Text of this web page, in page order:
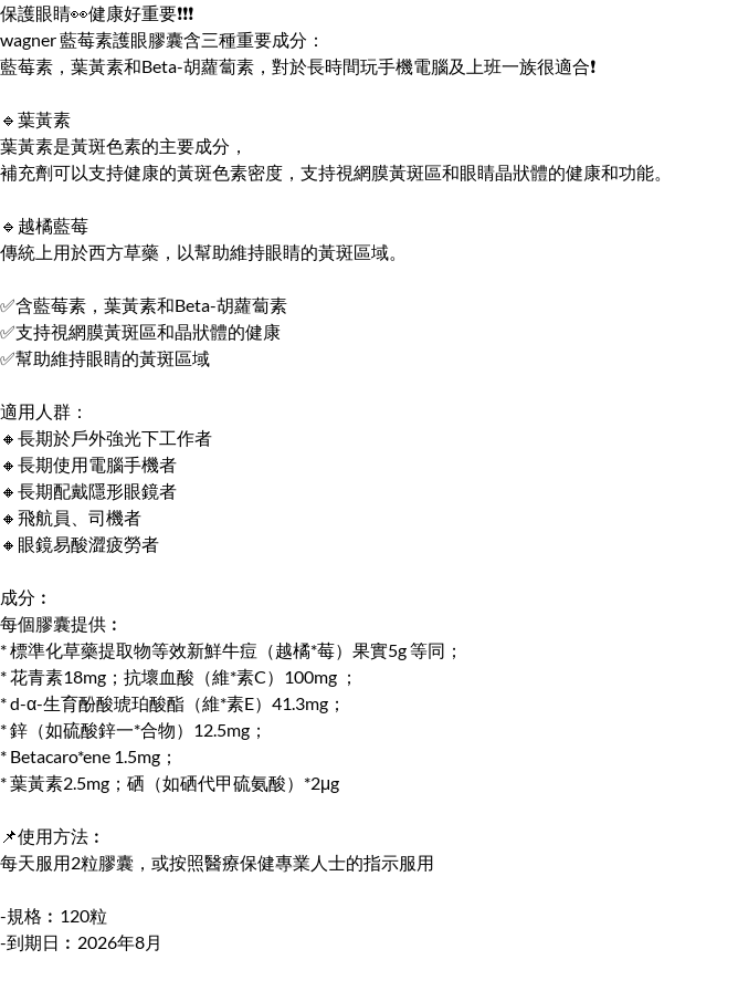
保護眼睛👀健康好重要❗❗❗
wagner 藍莓素護眼膠囊含三種重要成分：
藍莓素，葉黃素和Beta-胡蘿蔔素，對於長時間玩手機電腦及上班一族很適合❗
🔹葉黃素
葉黃素是黃斑色素的主要成分，
補充劑可以支持健康的黃斑色素密度，支持視網膜黃斑區和眼睛晶狀體的健康和功能。
🔹越橘藍莓
傳統上用於西方草藥，以幫助維持眼睛的黃斑區域。
✅含藍莓素，葉黃素和Beta-胡蘿蔔素
✅支持視網膜黃斑區和晶狀體的健康
✅幫助維持眼睛的黃斑區域
適用人群：
🔸長期於戶外強光下工作者
🔸長期使用電腦手機者
🔸長期配戴隱形眼鏡者
🔸飛航員、司機者
🔸眼鏡易酸澀疲勞者
成分︰
每個膠囊提供︰
* 標準化草藥提取物等效新鮮牛痘（越橘*莓）果實5g 等同；
* 花青素18mg；抗壞血酸（維*素C）100mg ；
* d-α-生育酚酸琥珀酸酯（維*素E）41.3mg；
* 鋅（如硫酸鋅一*合物）12.5mg；
* Betacaro*ene 1.5mg；
* 葉黃素2.5mg；硒（如硒代甲硫氨酸）*2μg
📌使用方法︰
每天服用2粒膠囊，或按照醫療保健專業人士的指示服用
-規格︰120粒
-到期日︰2026年8月